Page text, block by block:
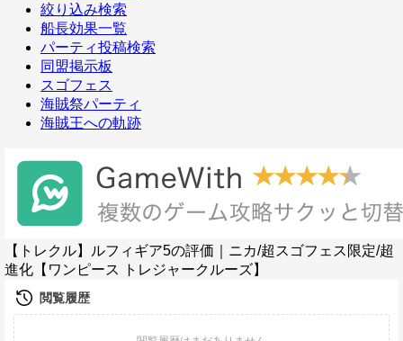
絞り込み検索
船長効果一覧
パーティ投稿検索
同盟掲示板
スゴフェス
海賊祭パーティ
海賊王への軌跡
【トレクル】ルフィギア5の評価｜ニカ/超スゴフェス限定/超
進化【ワンピース トレジャークルーズ】